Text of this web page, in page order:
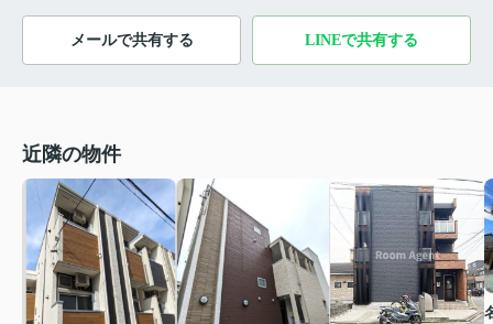
メールで共有する LINEで共有する
近隣の物件